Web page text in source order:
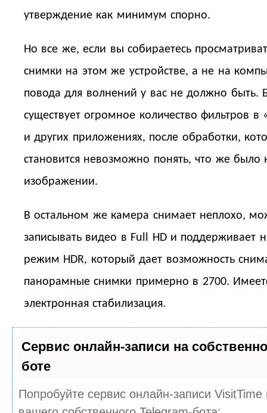
утверждение как минимум спорно.
Но все же, если вы собираетесь
снимки на этом же устройстве, а не на
повода для волнений у вас не должно быть.
существует огромное количество фильтров в
и других приложениях, после обработки,
становится невозможно понять, что же было
изображении.
В остальном же камера снимает неплохо,
записывать видео в Full HD и поддерживает
режим HDR, который дает возможность
панорамные снимки примерно в 2700.
электронная стабилизация.
Сервис онлайн-записи на
боте
Попробуйте сервис онлайн-записи VisitTime